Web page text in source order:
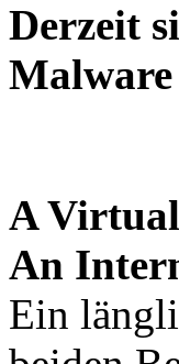
Derzeit
A
An
Ein